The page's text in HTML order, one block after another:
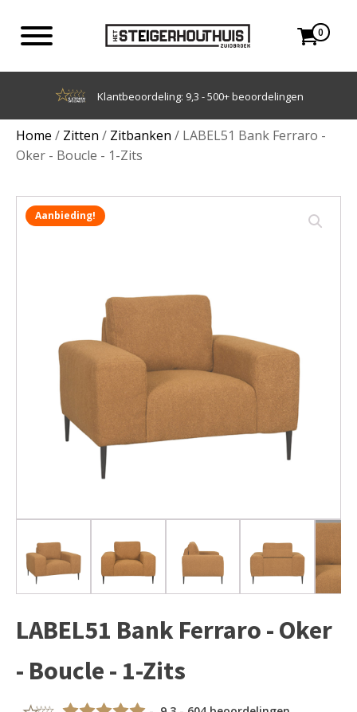
0
Achteraf betalen met Klarna
Home / Zitten / Zitbanken / LABEL51 Bank Ferraro -
Oker - Boucle - 1-Zits
Aanbieding!
LABEL51 Bank Ferraro - Oker
- Boucle - 1-Zits